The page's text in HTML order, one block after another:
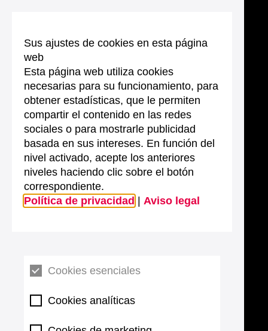
Sus ajustes de cookies en esta página
web
Esta página web utiliza cookies
necesarias para su funcionamiento, para
obtener estadísticas, que le permiten
compartir el contenido en las redes
sociales o para mostrarle publicidad
basada en sus intereses. En función del
nivel activado, acepte los anteriores
niveles haciendo clic sobre el botón
correspondiente.
Política de privacidad
Aviso legal
Cookies esenciales
Cookies analíticas